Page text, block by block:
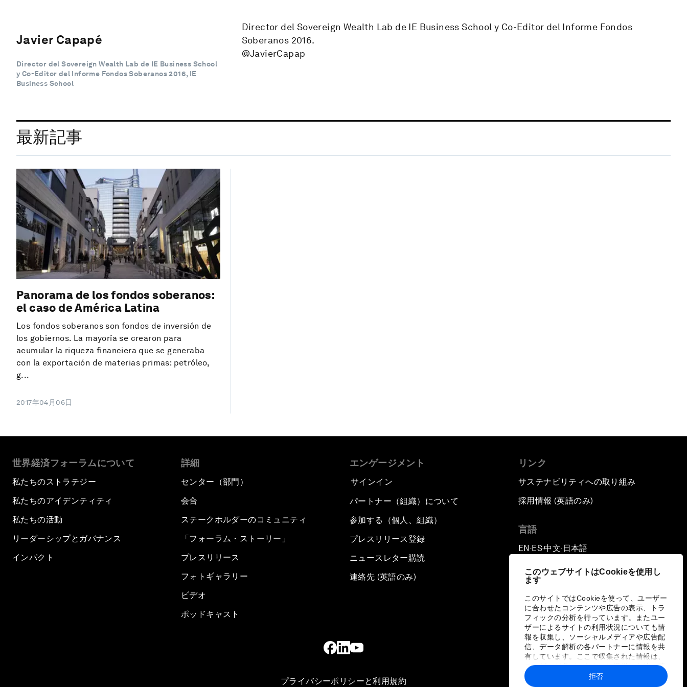
このウェブサイトはCookieを使用し
ます
このサイトではCookieを使って、ユーザー
に合わせたコンテンツや広告の表示、トラ
フィックの分析を行っています。またユー
ザーによるサイトの利用状況についても情
報を収集し、ソーシャルメディアや広告配
信、データ解析の各パートナーに情報を共
有しています。ここで収集された情報は、
ユーザーが各パートナーに提供した他の情
報や各パートナーのサービスを使用した際
拒否
Javier Capapé
Director del Sovereign Wealth Lab de IE Business School
y Co-Editor del Informe Fondos Soberanos 2016, IE
Business School
Director del Sovereign Wealth Lab de IE Business School y Co-Editor del Informe Fondos
Soberanos 2016.
@JavierCapap
最新記事
Panorama de los fondos soberanos:
el caso de América Latina
Los fondos soberanos son fondos de inversión de
los gobiernos. La mayoría se crearon para
acumular la riqueza financiera que se generaba
con la exportación de materias primas: petróleo,
g...
2017年04月06日
世界経済フォーラムについて
私たちのストラテジー
私たちのアイデンティティ
私たちの活動
リーダーシップとガバナンス
インパクト
詳細
センター（部門）
会合
ステークホルダーのコミュニティ
「フォーラム・ストーリー」
プレスリリース
フォトギャラリー
ビデオ
ポッドキャスト
エンゲージメント
サインイン
パートナー（組織）について
参加する（個人、組織）
プレスリリース登録
ニュースレター購読
連絡先 (英語のみ)
リンク
サステナビリティへの取り組み
採用情報 (英語のみ)
言語
EN ▪ES▪中文▪ 日本語
プライバシーポリシーと利用規約